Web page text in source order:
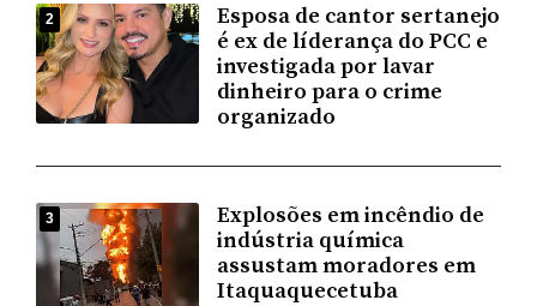
2
Esposa de cantor sertanejo
é ex de líderança do PCC e
investigada por lavar
dinheiro para o crime
organizado
3
Explosões em incêndio de
indústria química
assustam moradores em
Itaquaquecetuba